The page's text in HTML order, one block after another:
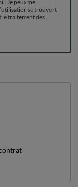
Je peux me
se trouvent
le traitement des